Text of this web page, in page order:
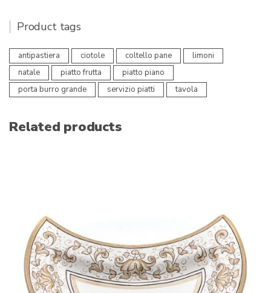
Product tags
antipastiera ciotole coltello pane
limoni
natale
piatto frutta
piatto piano
porta burro grande
servizio piatti tavola
Related products